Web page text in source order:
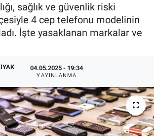
sağlık ve güvenlik riski
4 cep telefonu modelinin
İşte yasaklanan markalar ve
04.05.2025 - 19:34
YAYINLANMA